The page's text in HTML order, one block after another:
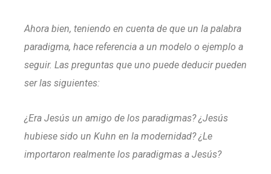
Ahora bien, teniendo en cuenta de que un la palabra
paradigma, hace referencia a un modelo o ejemplo a
seguir. Las preguntas que uno puede deducir pueden
ser las siguientes:
¿Era Jesús un amigo de los paradigmas? ¿Jesús
hubiese sido un Kuhn en la modernidad? ¿Le
importaron realmente los paradigmas a Jesús?